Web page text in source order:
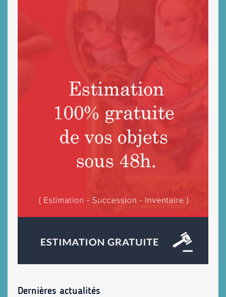
Dernières actualités